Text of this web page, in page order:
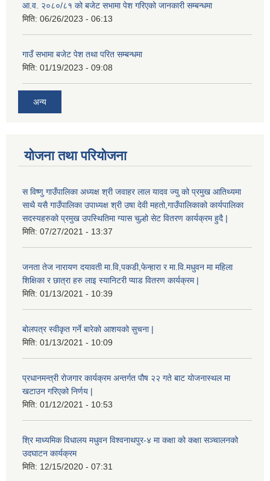
आ.व. २०८०/८१ को बजेट सभामा पेश गरिएको जानकारी सम्बन्धमा
मिति: 06/26/2023 - 06:13
गाउँ सभामा बजेट पेश तथा परित सम्बन्धमा
मिति: 01/19/2023 - 09:08
अन्य
योजना तथा परियोजना
स विष्णु गाउँपालिका अध्यक्ष श्री जवाहर लाल यादव ज्यु को प्रमुख आतिथ्यमा
साथै यसै गाउँपालिका उपाध्यक्ष श्री उषा देवी महतो,गाउँपालिकाको कार्यपालिका
सदस्यहरुको प्रमुख उपस्थितिमा ग्यास चुल्हो सेट वितरण कार्यक्रम हुदै |
मिति: 07/27/2021 - 13:37
जनता तेज नारायण दयावती मा.वि,पकडी,फेन्हारा र मा.वि.मधुवन मा महिला
शिक्षिका र छात्रा हरु लाइ स्यानिटरी प्याड वितरण कार्यक्रम |
मिति: 01/13/2021 - 10:39
बोलपत्र स्वीकृत गर्ने बारेको आशयको सुचना |
मिति: 01/13/2021 - 10:09
प्रधानमन्त्री रोजगार कार्यक्रम अन्तर्गत पौष २२ गते बाट योजनास्थल मा
खटाउन गरिएको निर्णय |
मिति: 01/12/2021 - 10:53
श्रि माध्यमिक विधालय मधुवन विश्वनाथपुर-४ मा कक्षा को कक्षा सञ्चालनको
उदघाटन कार्यक्रम
मिति: 12/15/2020 - 07:31